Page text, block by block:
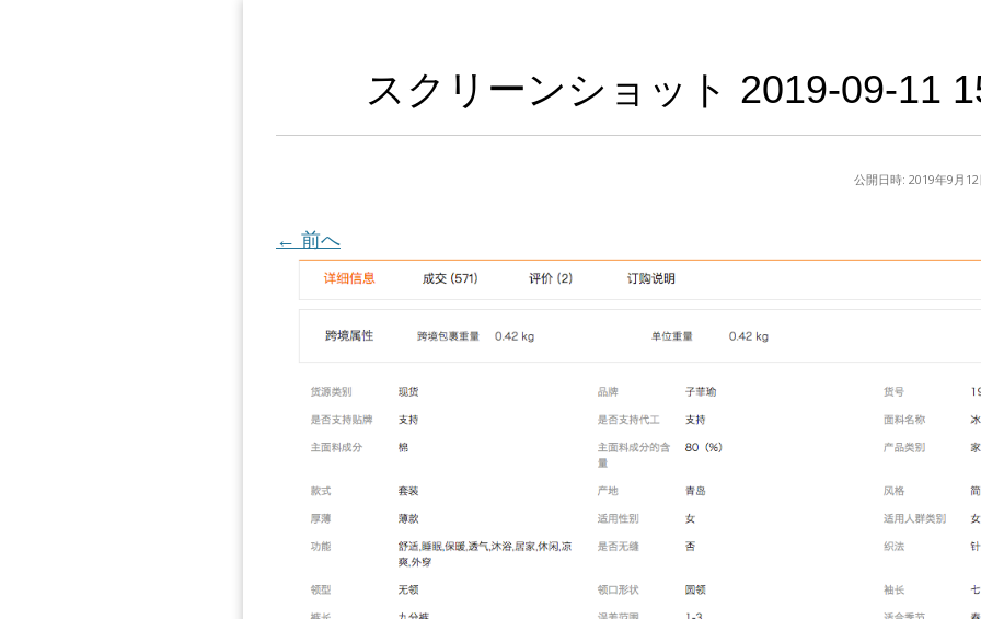
スクリーンショット 2019-09-11
公開日時: 2019年9月
← 前へ